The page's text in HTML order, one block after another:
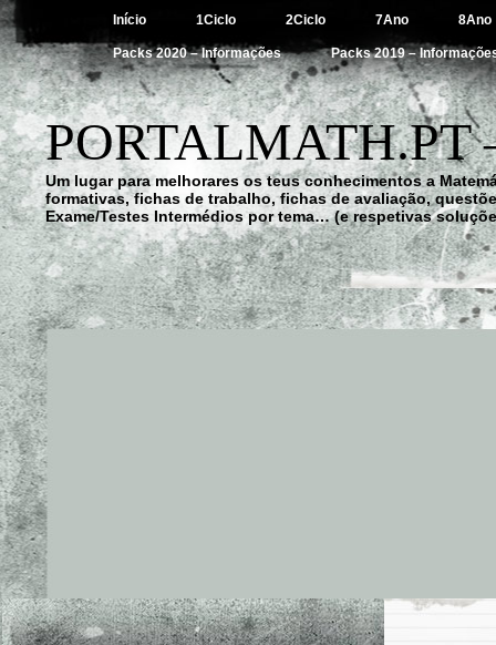
Início 1Ciclo 2Ciclo 7Ano 8Ano
Packs 2020 – Informações Packs 2019 –
Um lugar para melhorares os teus conhecimentos a
formativas, fichas de trabalho, fichas de avaliação,
Exame/Testes Intermédios por tema… (e respetivas